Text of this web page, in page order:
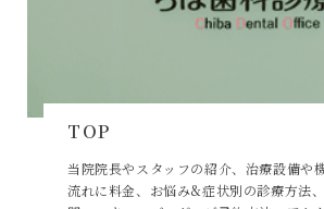
TOP
当院院長やスタッフの紹介、治療設備や
流れに料金、お悩み&症状別の診療方法